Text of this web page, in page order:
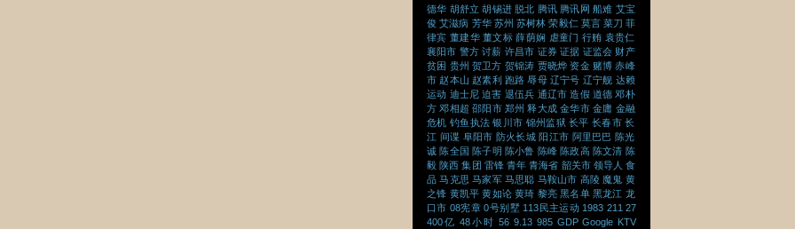
德华 胡舒立 胡锡进 脱北 腾讯 腾讯网 船难 艾宝
俊 艾滋病 芳华 苏州 苏树林 荣毅仁 莫言 菜刀 菲
律宾 董建华 董文标 薛荫娴 虐童门 行贿 袁贵仁
襄阳市 警方 讨薪 许昌市 证券 证据 证监会 财产
贫困 贵州 贺卫方 贺锦涛 贾晓烨 资金 赌博 赤峰
市 赵本山 赵素利 跑路 辱母 辽宁号 辽宁舰 达赖
运动 迪士尼 迫害 退伍兵 通辽市 造假 道德 邓朴
方 邓相超 邵阳市 郑州 释大成 金华市 金庸 金融
危机 钓鱼执法 银川市 锦州监狱 长平 长春市 长
江 间谍 阜阳市 防火长城 阳江市 阿里巴巴 陈光
诚 陈全国 陈子明 陈小鲁 陈峰 陈政高 陈文清 陈
毅 陕西 集团 雷锋 青年 青海省 韶关市 领导人 食
品 马克思 马家军 马思聪 马鞍山市 高陵 魔鬼 黄
之锋 黄凯平 黄如论 黄琦 黎亮 黑名单 黑龙江 龙
口市 08宪章 0号别墅 113民主运动 1983 211 27
400亿 48小时 56 9.13 985 GDP Google KTV